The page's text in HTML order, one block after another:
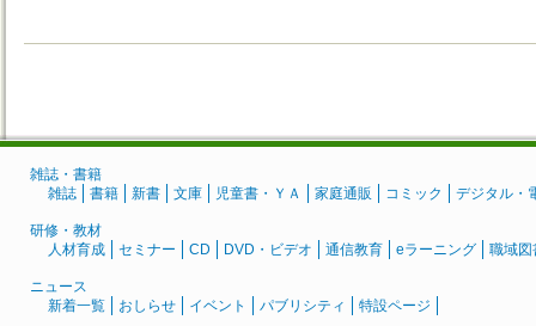
雑誌・書籍
雑誌
書籍 新書 文庫 児童書・ＹＡ 家庭通販 コミック デジタル・
研修・教材
人材育成
セミナー CD DVD・ビデオ 通信教育 eラーニング 職域図
ニュース
新着一覧
おしらせ イベント パブリシティ 特設ページ